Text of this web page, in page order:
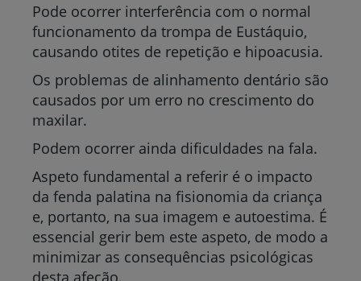
Pode ocorrer interferência com o normal
funcionamento da trompa de Eustáquio,
causando otites de repetição e hipoacusia.
Os problemas de alinhamento dentário são
causados por um erro no crescimento do
maxilar.
Podem ocorrer ainda dificuldades na fala.
Aspeto fundamental a referir é o impacto
da fenda palatina na fisionomia da criança
e, portanto, na sua imagem e autoestima. É
essencial gerir bem este aspeto, de modo a
minimizar as consequências psicológicas
desta afeção.